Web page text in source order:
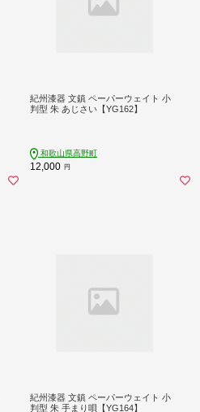
紀州漆器 文鎮 ペーパーウェイト 小
判型 朱 あじさい【YG162】
和歌山県高野町
12,000 円
紀州漆器 文鎮 ペーパーウェイト 小
判型 朱 手まり唄【YG164】